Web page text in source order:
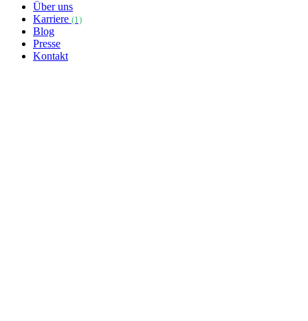
Über uns
Karriere (1)
Blog
Presse
Kontakt